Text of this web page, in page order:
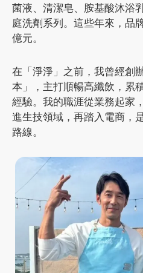
菌液、清潔皂、胺基酸沐浴
庭洗劑系列。這些年來，品
億元。
在「淨淨」之前，我曾經創
本」，主打順暢高纖飲，累
經驗。我的職涯從業務起家
進生技領域，再踏入電商，
路線。